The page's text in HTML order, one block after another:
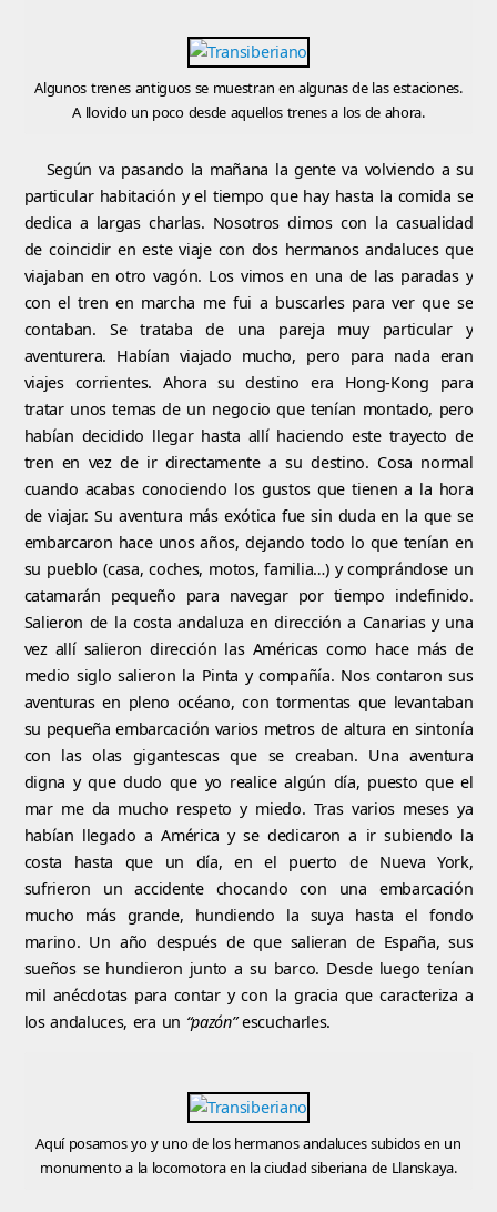
Algunos trenes antiguos se muestran en algunas de las estaciones.
A llovido un poco desde aquellos trenes a los de ahora.
Según va pasando la mañana la gente va volviendo a su
particular habitación y el tiempo que hay hasta la comida se
dedica a largas charlas. Nosotros dimos con la casualidad
de coincidir en este viaje con dos hermanos andaluces que
viajaban en otro vagón. Los vimos en una de las paradas y
con el tren en marcha me fui a buscarles para ver que se
contaban. Se trataba de una pareja muy particular y
aventurera. Habían viajado mucho, pero para nada eran
viajes corrientes. Ahora su destino era Hong-Kong para
tratar unos temas de un negocio que tenían montado, pero
habían decidido llegar hasta allí haciendo este trayecto de
tren en vez de ir directamente a su destino. Cosa normal
cuando acabas conociendo los gustos que tienen a la hora
de viajar. Su aventura más exótica fue sin duda en la que se
embarcaron hace unos años, dejando todo lo que tenían en
su pueblo (casa, coches, motos, familia…) y comprándose un
catamarán pequeño para navegar por tiempo indefinido.
Salieron de la costa andaluza en dirección a Canarias y una
vez allí salieron dirección las Américas como hace más de
medio siglo salieron la Pinta y compañía. Nos contaron sus
aventuras en pleno océano, con tormentas que levantaban
su pequeña embarcación varios metros de altura en sintonía
con las olas gigantescas que se creaban. Una aventura
digna y que dudo que yo realice algún día, puesto que el
mar me da mucho respeto y miedo. Tras varios meses ya
habían llegado a América y se dedicaron a ir subiendo la
costa hasta que un día, en el puerto de Nueva York,
sufrieron un accidente chocando con una embarcación
mucho más grande, hundiendo la suya hasta el fondo
marino. Un año después de que salieran de España, sus
sueños se hundieron junto a su barco. Desde luego tenían
mil anécdotas para contar y con la gracia que caracteriza a
los andaluces, era un “pazón”escucharles.
Aquí posamos yo y uno de los hermanos andaluces subidos en un
monumento a la locomotora en la ciudad siberiana de Llanskaya.